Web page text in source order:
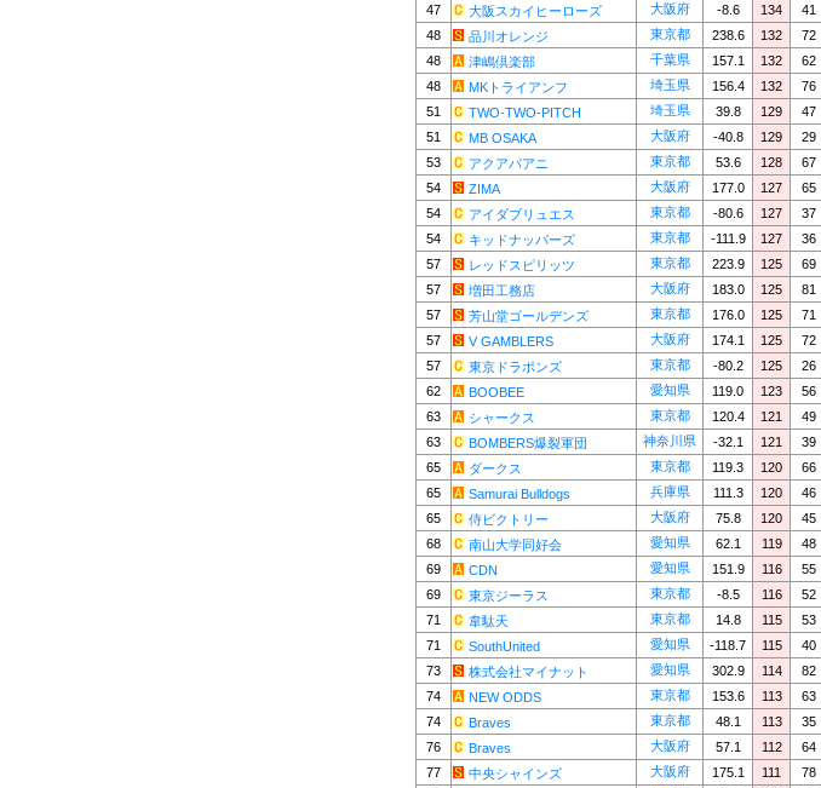
47
大阪スカイヒーローズ 大阪府 -8.6 134 41
48
品川オレンジ 東京都 238.6 132 72
48
津嶋倶楽部 千葉県 157.1 132 62
48
MKトライアンフ 埼玉県 156.4 132 76
51
TWO-TWO-PITCH 埼玉県 39.8 129 47
51
MB OSAKA 大阪府 -40.8 129 29
53
アクアパアニ 東京都 53.6 128 67
54
ZIMA 大阪府 177.0 127 65
54
アイダブリュエス 東京都 -80.6 127 37
54
キッドナッパーズ 東京都 -111.9 127 36
57
レッドスピリッツ 東京都 223.9 125 69
57
増田工務店 大阪府 183.0 125 81
57
芳山堂ゴールデンズ 東京都 176.0 125 71
57
V GAMBLERS 大阪府 174.1 125 72
57
東京ドラポンズ 東京都 -80.2 125 26
62
BOOBEE 愛知県 119.0 123 56
63
シャークス 東京都 120.4 121 49
63
BOMBERS爆裂軍団 神奈川県 -32.1 121 39
65
ダークス 東京都 119.3 120 66
65
Samurai Bulldogs 兵庫県 111.3 120 46
65
侍ビクトリー 大阪府 75.8 120 45
68
南山大学同好会 愛知県 62.1 119 48
69
CDN 愛知県 151.9 116 55
69
東京ジーラス 東京都 -8.5 116 52
71
韋駄天 東京都 14.8 115 53
71
SouthUnited 愛知県 -118.7 115 40
73
株式会社マイナット 愛知県 302.9 114 82
74
NEW ODDS 東京都 153.6 113 63
74
Braves 東京都 48.1 113 35
76
Braves 大阪府 57.1 112 64
77
中央シャインズ 大阪府 175.1 111 78